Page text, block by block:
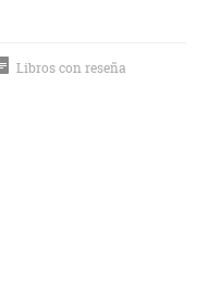
Libros con reseña